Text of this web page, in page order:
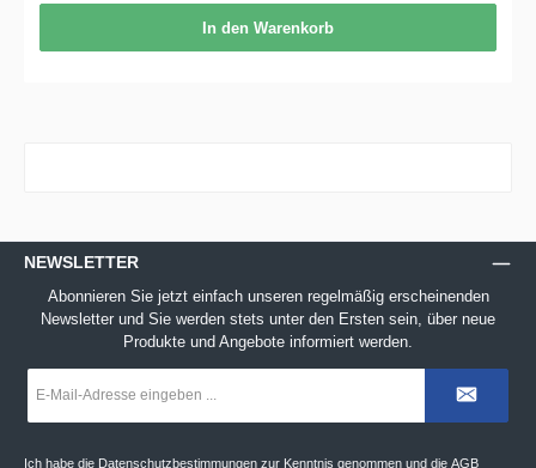
In den Warenkorb
NEWSLETTER
Abonnieren Sie jetzt einfach unseren regelmäßig erscheinenden
Newsletter und Sie werden stets unter den Ersten sein, über neue
Produkte und Angebote informiert werden.
Mail-
*
Ich habe die Datenschutzbestimmungen zur Kenntnis genommen und die AGB